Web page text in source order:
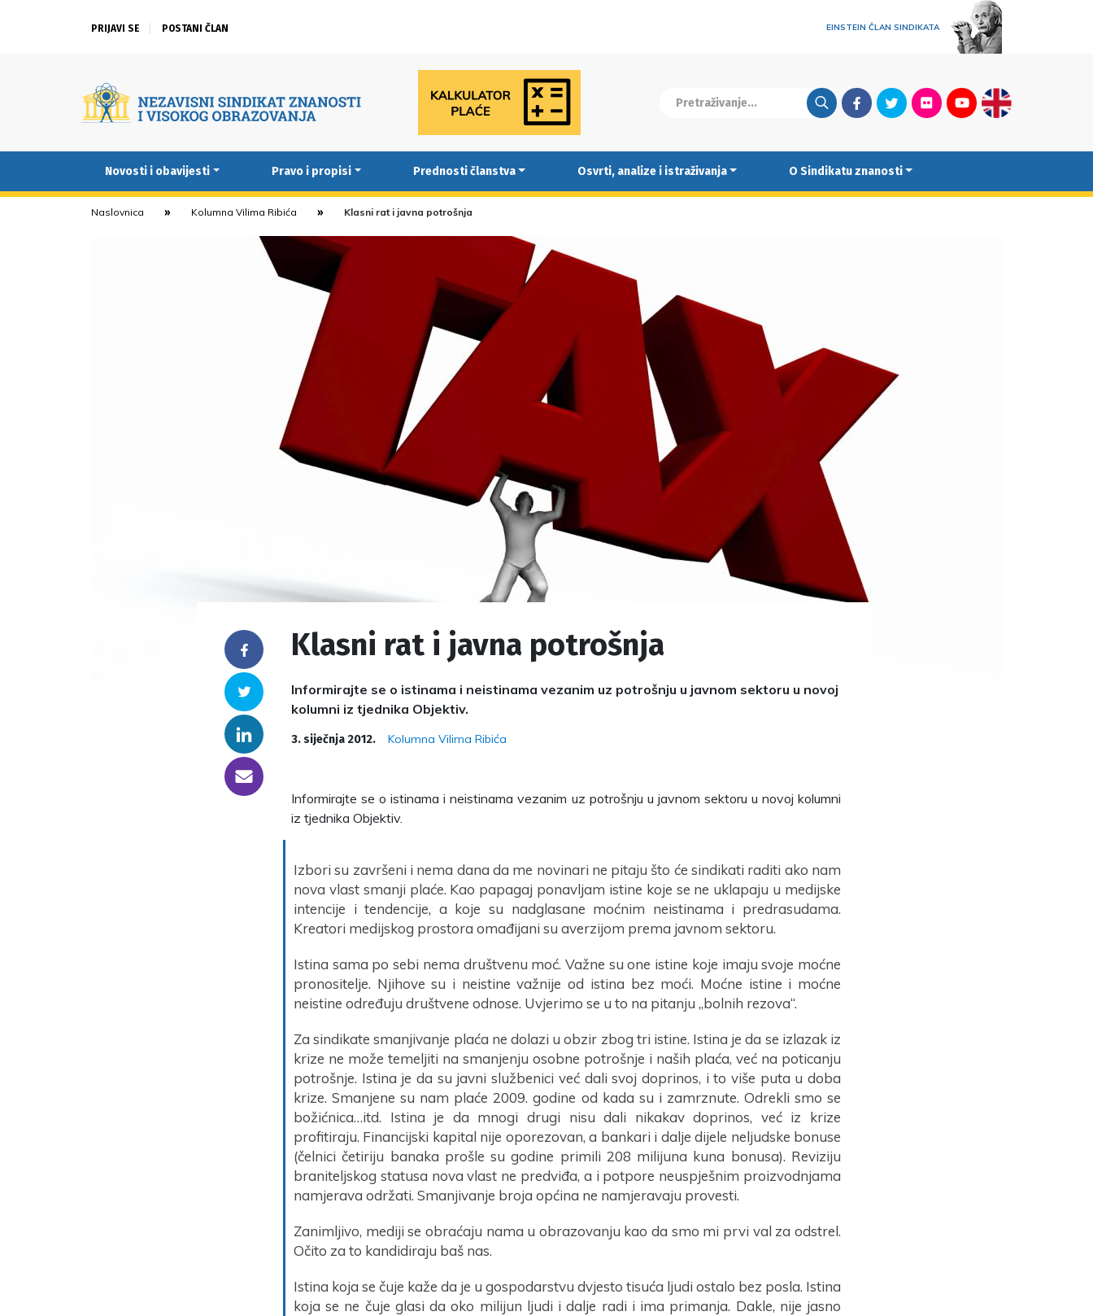
PRIJAVI SE POSTANI ČLAN EINSTEIN ČLAN SINDIKATA
FacebookTwitterFlickrYoutubeEnglish
Novosti i obavijesti Pravo i propisi Prednosti članstva Osvrti, analize i istraživanja O Sindikatu znanosti
Naslovnica Kolumna Vilima Ribića Klasni rat i javna potrošnja
Facebook
Twitter
Linkedin
someone@yoursite.com
Klasni rat i javna potrošnja
Informirajte se o istinama i neistinama vezanim uz potrošnju u javnom sektoru u novoj
kolumni iz tjednika Objektiv.
3. siječnja 2012. Kolumna Vilima Ribića
Informirajte se o istinama i neistinama vezanim uz potrošnju u javnom sektoru u novoj kolumni
iz tjednika Objektiv.
Izbori su završeni i nema dana da me novinari ne pitaju što će sindikati raditi ako nam
nova vlast smanji plaće. Kao papagaj ponavljam istine koje se ne uklapaju u medijske
intencije i tendencije, a koje su nadglasane moćnim neistinama i predrasudama.
Kreatori medijskog prostora omađijani su averzijom prema javnom sektoru.
Istina sama po sebi nema društvenu moć. Važne su one istine koje imaju svoje moćne
pronositelje. Njihove su i neistine važnije od istina bez moći. Moćne istine i moćne
neistine određuju društvene odnose. Uvjerimo se u to na pitanju „bolnih rezova“.
Za sindikate smanjivanje plaća ne dolazi u obzir zbog tri istine. Istina je da se izlazak iz
krize ne može temeljiti na smanjenju osobne potrošnje i naših plaća, već na poticanju
potrošnje. Istina je da su javni službenici već dali svoj doprinos, i to više puta u doba
krize. Smanjene su nam plaće 2009. godine od kada su i zamrznute. Odrekli smo se
božićnica…itd. Istina je da mnogi drugi nisu dali nikakav doprinos, već iz krize
profitiraju. Financijski kapital nije oporezovan, a bankari i dalje dijele neljudske bonuse
(čelnici četiriju banaka prošle su godine primili 208 milijuna kuna bonusa). Reviziju
braniteljskog statusa nova vlast ne predviđa, a i potpore neuspješnim proizvodnjama
namjerava održati. Smanjivanje broja općina ne namjeravaju provesti.
Zanimljivo, mediji se obraćaju nama u obrazovanju kao da smo mi prvi val za odstrel.
Očito za to kandidiraju baš nas.
Istina koja se čuje kaže da je u gospodarstvu dvjesto tisuća ljudi ostalo bez posla. Istina
koja se ne čuje glasi da oko milijun ljudi i dalje radi i ima primanja. Dakle, nije jasno